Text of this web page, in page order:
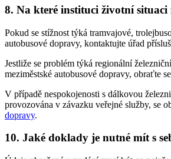
8. Na které instituci životní situaci
Pokud se stížnost týká tramvajové,
autobusové dopravy, kontaktujte úřad
Jestliže se problém týká regionální
meziměstské autobusové dopravy, obraťte
V případě nespokojenosti s dálkovou
provozována v závazku veřejné služby, se
dopravy.
10. Jaké doklady je nutné mít s